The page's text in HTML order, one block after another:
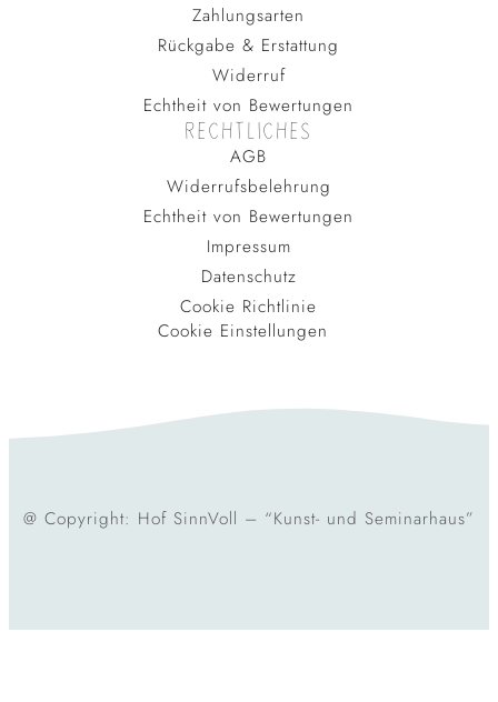
Zahlungsarten
Rückgabe & Erstattung
Widerruf
Echtheit von Bewertungen
RECHTLICHES
AGB
Widerrufsbelehrung
Echtheit von Bewertungen
Impressum
Datenschutz
Cookie Richtlinie
Cookie Einstellungen
@ Copyright: Hof SinnVoll – “Kunst- und Seminarhaus”